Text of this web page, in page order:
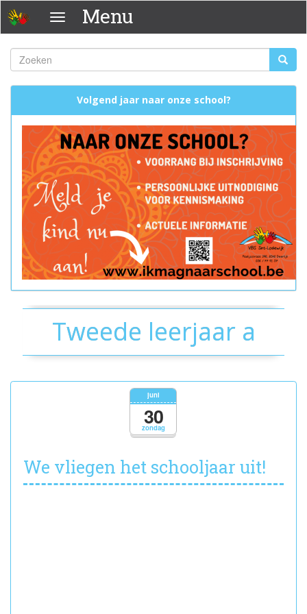
Overslaan
en
naar
de
inhoud
gaan
Menu Menu
Zoekveld
Zoeken
Volgend jaar naar onze school?
Tweede leerjaar a
zondag
juni
30
We vliegen het schooljaar uit!